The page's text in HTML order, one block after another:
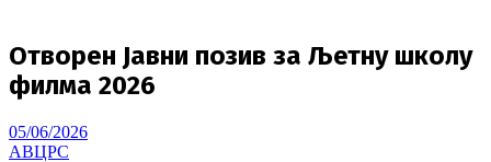
Отворен Јавни позив за Љетну школу
филма 2026
05/06/2026
АВЦРС